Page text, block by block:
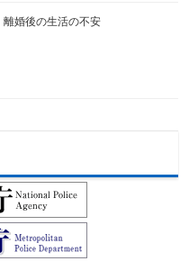
婚後の生活の不安